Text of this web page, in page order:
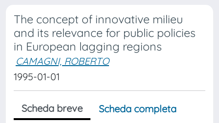
The concept of innovative milieu
and its relevance for public policies
in European lagging regions
CAMAGNI, ROBERTO
1995-01-01
Scheda breve
Scheda completa